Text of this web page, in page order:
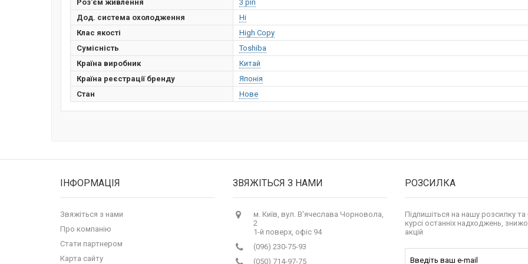
Роз'єм живлення
3 pin
Дод. система охолодження
Ні
Клас якості
High Copy
Сумісність
Toshiba
Країна виробник
Китай
Країна реєстрації бренду
Японія
Стан
Нове
ІНФОРМАЦІЯ
Звяжіться з нами
Про компанію
Стати партнером
Карта сайту
ЗВЯЖІТЬСЯ З НАМИ
м. Київ, вул. В'ячеслава Чорновола,
2
1-й поверх, офіс 94
(096) 230-75-93
(050) 714-97-75
РОЗСИЛКА
Підпишіться на нашу розсилку та
курсі останніх надходжень,
акцій